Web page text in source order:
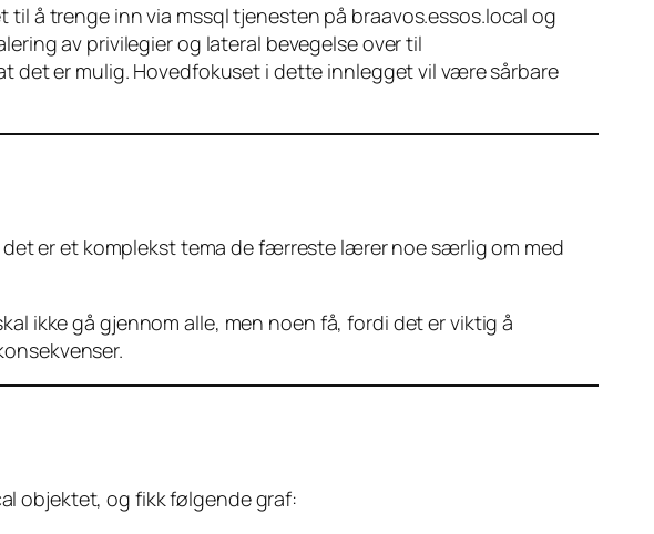
å trenge inn via mssql tjenesten på braavos.essos.local og
av privilegier og lateral bevegelse over til
det er mulig. Hovedfokuset i dette innlegget vil være sårbare
er et komplekst tema de færreste lærer noe særlig om med
ikke gå gjennom alle, men noen få, fordi det er viktig å
objektet, og fikk følgende graf: